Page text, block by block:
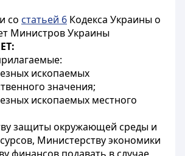
со статьей 6 Кодекса Украины о
Министров Украины
ископаемых
значения;
ископаемых местного
защиты окружающей среды и
Министерству экономики